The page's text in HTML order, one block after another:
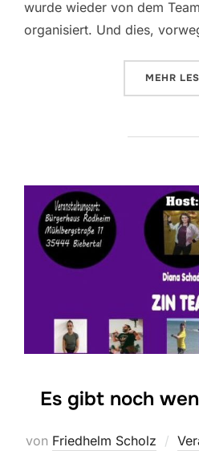
wurde wieder von dem
organisiert. Und dies,
MEHR
Es gibt noch
von Friedhelm Scholz